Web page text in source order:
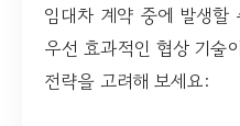
임대차 계약 중에 발생할
우선 효과적인 협상 기술
전략을 고려해 보세요: